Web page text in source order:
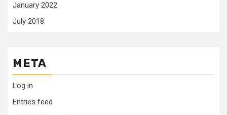
January 2022
July 2018
META
Log in
Entries feed